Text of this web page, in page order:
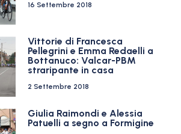
16 Settembre 2018
Vittorie di Francesca
Pellegrini e Emma Redaelli a
Bottanuco: Valcar-PBM
straripante in casa
2 Settembre 2018
Giulia Raimondi e Alessia
Patuelli a segno a Formigine